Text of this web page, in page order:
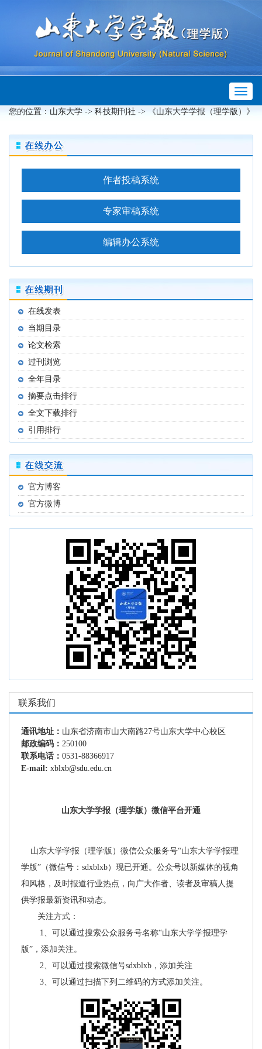
您的位置： 山东大学 -> 科技期刊社 -> 《山东大学学报（理学版）》
作者投稿系统
专家审稿系统
编辑办公系统
在线发表
当期目录
论文检索
过刊浏览
全年目录
摘要点击排行
全文下载排行
引用排行
官方博客
官方微博
联系我们
通讯地址： 山东省济南市山大南路27号山东大学中心校区
邮政编码： 250100
联系电话： 0531-88366917
E-mail: xblxb@sdu.edu.cn
山东大学学报（理学版）微信平台开通
山东大学学报（理学版）微信公众服务号“山东大学学报理
学版”（微信号：sdxblxb）现已开通。公众号以新媒体的视角
和风格，及时报道行业热点，向广大作者、读者及审稿人提
供学报最新资讯和动态。
关注方式：
1、可以通过搜索公众服务号名称“山东大学学报理学
版”，添加关注。
2、可以通过搜索微信号sdxblxb，添加关注
3、可以通过扫描下列二维码的方式添加关注。